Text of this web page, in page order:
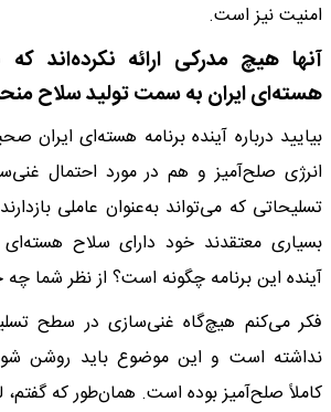
امنیت نیز است.
آنها هیچ مدرکی ارائه نکرده‌اند
هسته‌ای ایران به سمت تولید سلاح
بیایید درباره آینده برنامه هسته‌ای ایران
انرژی صلح‌آمیز و هم در مورد احتمال
تسلیحاتی که می‌تواند به‌عنوان عاملی
بسیاری معتقدند خود دارای سلاح
آینده این برنامه چگونه است؟ از نظر شما چه
فکر می‌کنم هیچ‌گاه غنی‌سازی در سطح
نداشته است و این موضوع باید روشن
کاملاً صلح‌آمیز بوده است. همان‌طور که